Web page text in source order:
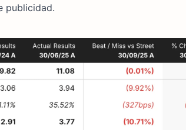
publicidad.